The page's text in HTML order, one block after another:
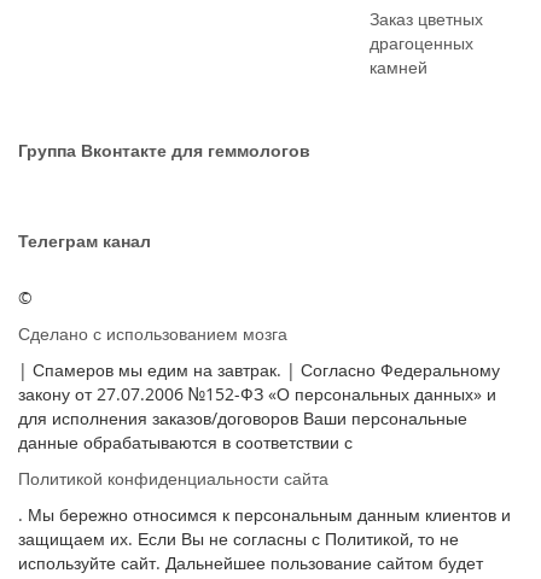
Заказ цветных
драгоценных
камней
Группа Вконтакте для геммологов
Телеграм канал
©
Сделано с использованием мозга
| Спамеров мы едим на завтрак. | Согласно Федеральному
закону от 27.07.2006 №152-ФЗ «О персональных данных» и
для исполнения заказов/договоров Ваши персональные
данные обрабатываются в соответствии с
Политикой конфиденциальности сайта
. Мы бережно относимся к персональным данным клиентов и
защищаем их. Если Вы не согласны с Политикой, то не
используйте сайт. Дальнейшее пользование сайтом будет